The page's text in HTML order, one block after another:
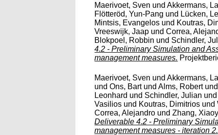
Maerivoet, Sven undAkkermans,
Flötteröd, Yun-Pang und Lücken,
Mintsis, Evangelos und Koutras,
Vreeswijk, Jaap undCorrea,
Blokpoel, Robbin und Schindler,
4.2 - Preliminary Simulation and
management measures.
Maerivoet, Sven undAkkermans,
undOns, BartundAlms, Robert
Leonhard und Schindler, Julian
Vasilios und Koutras, Dimitrios und
Correa, Alejandro undZhang,
Deliverable 4.2 - Preliminary
management measures - iteration 2.